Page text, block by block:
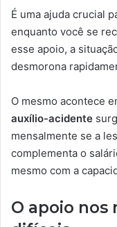
É uma ajuda crucial
enquanto você se
esse apoio, a
desmorona
O mesmo acontece
auxílio-acidente
mensalmente se a
complementa o
mesmo com a
O apoio